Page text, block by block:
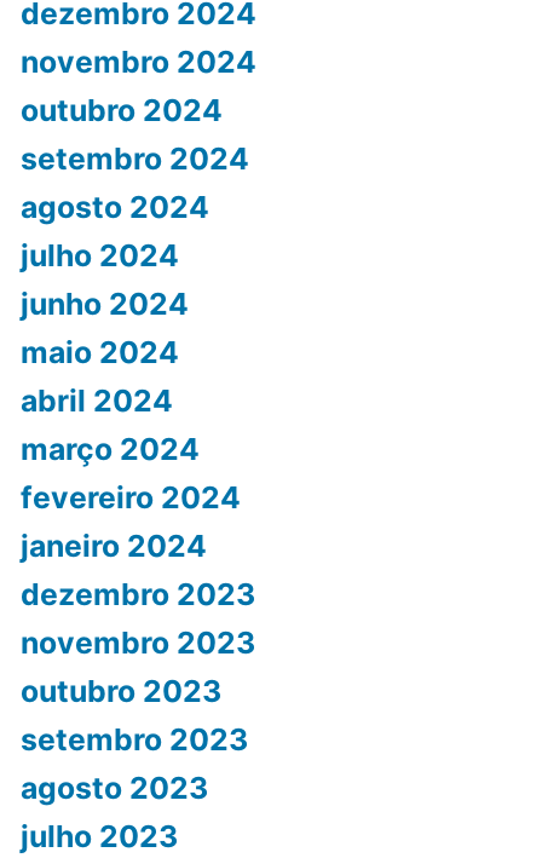
dezembro 2024
novembro 2024
outubro 2024
setembro 2024
agosto 2024
julho 2024
junho 2024
maio 2024
abril 2024
março 2024
fevereiro 2024
janeiro 2024
dezembro 2023
novembro 2023
outubro 2023
setembro 2023
agosto 2023
julho 2023